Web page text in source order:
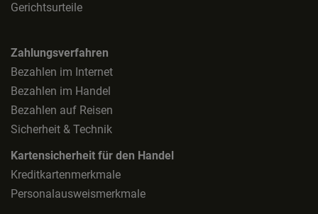
Gerichtsurteile
Zahlungsverfahren
Bezahlen im Internet
Bezahlen im Handel
Bezahlen auf Reisen
Sicherheit & Technik
Kartensicherheit für den Handel
Kreditkartenmerkmale
Personalausweismerkmale